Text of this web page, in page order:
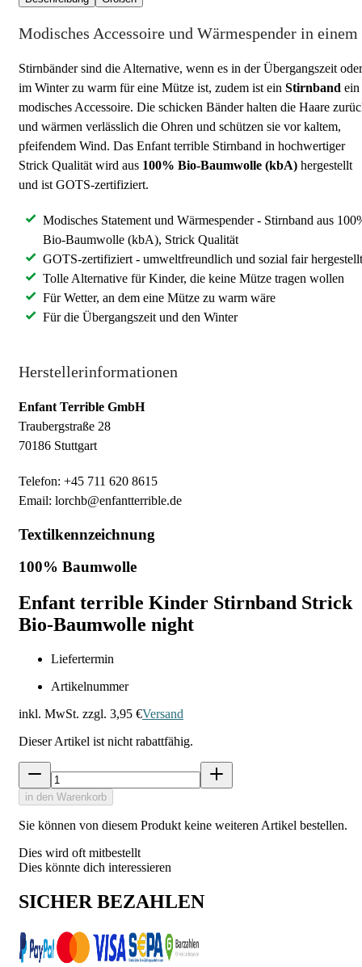
Modisches Accessoire und Wärmespender in einem
Stirnbänder sind die Alternative, wenn es in der Übergangszeit oder
im Winter zu warm für eine Mütze ist, zudem ist ein Stirnband ein
modisches Accessoire. Die schicken Bänder halten die Haare
und wärmen verlässlich die Ohren und schützen sie vor kaltem,
pfeifendem Wind. Das Enfant terrible Stirnband in hochwertiger
Strick Qualität wird aus 100% Bio-Baumwolle (kbA) hergestellt
und ist GOTS-zertifiziert.
Modisches Statement und Wärmespender - Stirnband aus
Bio-Baumwolle (kbA), Strick Qualität
GOTS-zertifiziert - umweltfreundlich und sozial fair hergestellt
Tolle Alternative für Kinder, die keine Mütze tragen wollen
Für Wetter, an dem eine Mütze zu warm wäre
Für die Übergangszeit und den Winter
Herstellerinformationen
Enfant Terrible GmbH
Traubergstraße 28
70186 Stuttgart
Telefon: +45 711 620 8615
Email: lorchb@enfantterrible.de
Textilkennzeichnung
100% Baumwolle
Enfant terrible Kinder Stirnband Strick
Bio-Baumwolle night
Liefertermin
Artikelnummer
inkl. MwSt. zzgl. 3,95 €Versand
Dieser Artikel ist nicht rabattfähig.
in den Warenkorb
Sie können von diesem Produkt keine weiteren Artikel bestellen.
Dies wird oft mitbestellt
Dies könnte dich interessieren
SICHER BEZAHLEN